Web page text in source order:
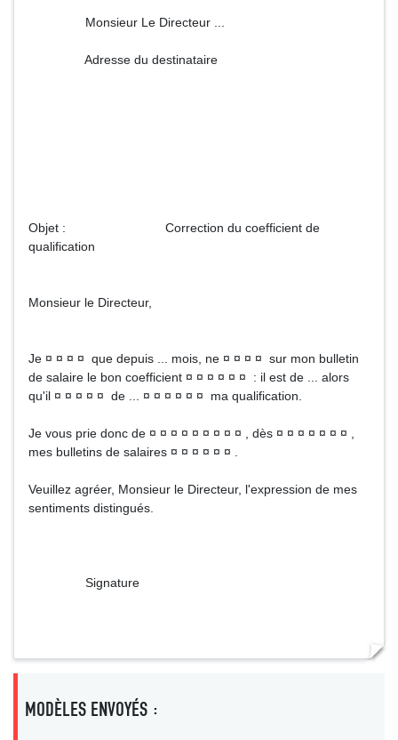
Monsieur Le Directeur ...
Adresse du destinataire
Objet : Correction du coefficient de
qualification
Monsieur le Directeur,
Je ¤ ¤ ¤ ¤ que depuis ... mois, ne ¤ ¤ ¤ ¤ sur mon bulletin
de salaire le bon coefficient ¤ ¤ ¤ ¤ ¤ ¤ : il est de ... alors
qu'il ¤ ¤ ¤ ¤ ¤ de ... ¤ ¤ ¤ ¤ ¤ ¤ ma qualification.
Je vous prie donc de ¤ ¤ ¤ ¤ ¤ ¤ ¤ ¤ ¤ , dès ¤ ¤ ¤ ¤ ¤ ¤ ¤ ,
mes bulletins de salaires ¤ ¤ ¤ ¤ ¤ ¤ .
Veuillez agréer, Monsieur le Directeur, l'expression de mes
sentiments distingués.
Signature
MODÈLES ENVOYÉS :